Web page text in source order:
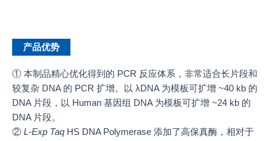
产品优势
① 本制品精心优化得到的 PCR 反应体系，非常适合长片段和
较复杂 DNA 的 PCR 扩增。以 λDNA 为模板可扩增 ~40 kb 的
DNA 片段，以 Human 基因组 DNA 为模板可扩增 ~24 kb 的
DNA 片段。
② L-Exp Taq HS DNA Polymerase 添加了高保真酶，相对于